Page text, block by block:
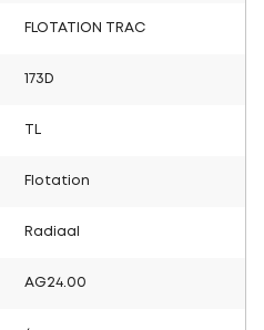
FLOTATION TRAC
173D
Flotation
Radiaal
AG24.00